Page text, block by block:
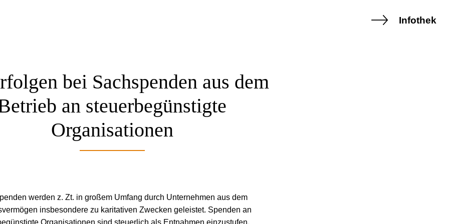
Infothek
bei Sachspenden aus dem
an steuerbegünstigte
Organisationen
werden z. Zt. in großem Umfang durch Unternehmen aus dem
insbesondere zu karitativen Zwecken geleistet. Spenden an
Organisationen sind steuerlich als Entnahmen einzustufen.